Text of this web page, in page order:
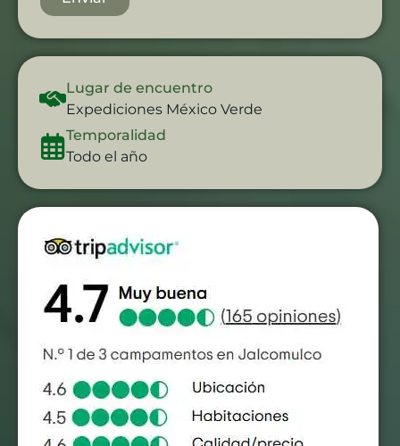
Lugar de encuentro
Expediciones México Verde
Temporalidad
Todo el año